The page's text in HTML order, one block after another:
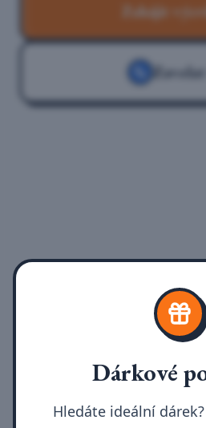
Zahájit
Dárkové
Hledáte ideální